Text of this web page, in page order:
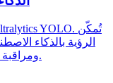
الرؤية بالذكاء
ومراقبة السلامة في المستودعات في الوقت الفعلي.